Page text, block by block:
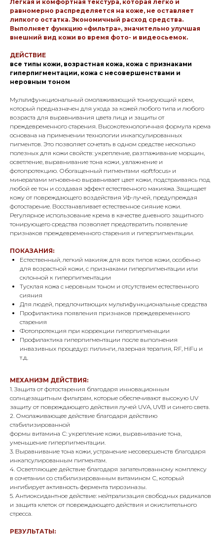
Легкая и комфортная текстура, которая легко и
равномерно распределяется на коже, не оставляет
липкого остатка. Экономичный расход средства.
Выполняет функцию «фильтра», значительно улучшая
внешний вид кожи во время фото- и видеосьемок.
ДЕЙСТВИЕ
все типы кожи, возрастная кожа, кожа с признаками
гиперпигментации, кожа с несовершенствами и
неровным тоном
Мультифункциональный омолаживающий тонирующий крем,
который предназначен для ухода за кожей любого типа и любого
возраста для выравнивания цвета лица и защиты от
преждевременного старения. Высокотехнологичная формула крема
основана на применении технологии инкапсулированных
пигментов. Это позволяет сочетать в одном средстве несколько
полезных для кожи свойств: укрепление, разглаживание морщин,
осветление, выравнивание тона кожи, увлажнение и
фотопротекцию. Обогащенный пигментами «softfocus» и
минералами мгновенно выравнивает цвет кожи, подстраиваясь под
любой ее тон и создавая эффект естественного макияжа. Защищает
кожу от повреждающего воздействия Уф-лучей, предупреждая
фотостарение. Восстанавливает естественное сияние кожи.
Регулярное использование крема в качестве дневного защитного
тонирующего средства позволяет предотвратить появление
признаков преждевременного старения и гиперпигментации.
ПОКАЗАНИЯ:
Естественный, легкий макияж для всех типов кожи, особенно
для возрастной кожи, с признаками гиперпигментации или
склонной к гиперпигментации
Тусклая кожа с неровным тоном и отсутствием естественного
сияния
Для людей, предпочитающих мультифункциональные средства
Профилактика появления признаков преждевременного
старения
Фотопротекция при коррекции гиперпигменации
Профилактика гиперпигментации после выполнения
инвазивных процедур: пилинги, лазерная терапия, RF, HiFu и
т.д.
МЕХАНИЗМ ДЕЙСТВИЯ:
1. Защита от фотостарения благодаря инновационным
солнцезащитным фильтрам, которые обеспечивают высокую UV
защиту от повреждающего действия лучей UVA, UVB и синего света.
2. Омолаживающее действие благодаря действию
стабилизированной
формы витамина С: укрепление кожи, выравнивание тона,
уменьшение гиперпигментации.
3. Выравнивание тона кожи, устранение несовершенств благодаря
инкапсулированным пигментам.
4. Осветляющее действие благодаря запатентованному комплексу
в сочетании со стабилизированным витамином С, который
ингибирует активность фермента тирозиназы.
5. Антиоксидантное действие: нейтрализация свободных радикалов
и защита клеток от повреждающего действия и окислительного
стресса.
РЕЗУЛЬТАТЫ: